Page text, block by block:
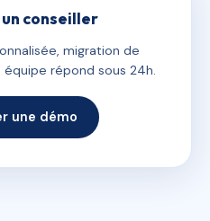
conseiller
migration de
répond sous 24h.
une démo